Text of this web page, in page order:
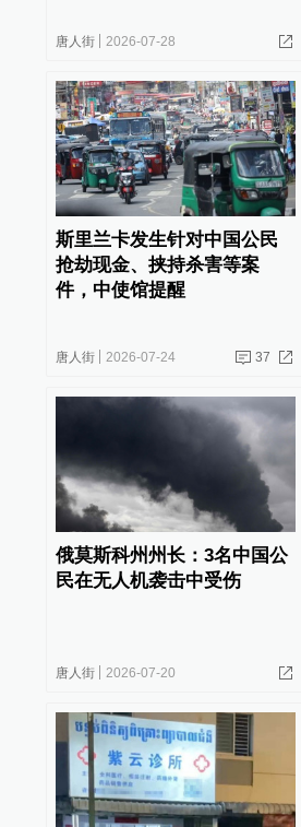
唐人街 2026-07-28
斯里兰卡发生针对中国公民
抢劫现金、挟持杀害等案
件，中使馆提醒
唐人街 2026-07-24 37
俄莫斯科州州长：3名中国公
民在无人机袭击中受伤
唐人街 2026-07-20